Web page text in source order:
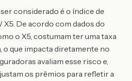
considerado é o índice de
De acordo com dados do
o X5, costumam ter uma taxa
o que impacta diretamente no
avaliam esse risco e,
os prêmios para refletir a